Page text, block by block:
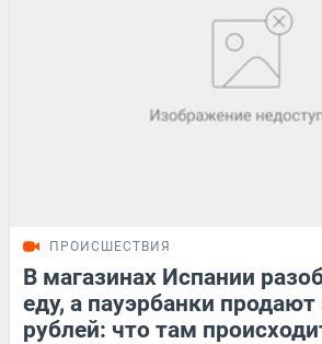
ПРОИСШЕСТВИЯ
В магазинах Испании
еду, а пауэрбанки
рублей: что там